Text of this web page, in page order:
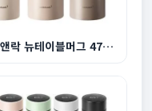
락앤락 뉴테이블머그 473ml